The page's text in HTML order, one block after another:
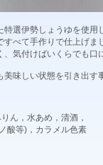
選伊勢しょうゆを使用
すべて手作りで仕上げま
気付けばいくらでも口
味しい状態を引き出
ん，水あめ，清酒，
等)，カラメル色素